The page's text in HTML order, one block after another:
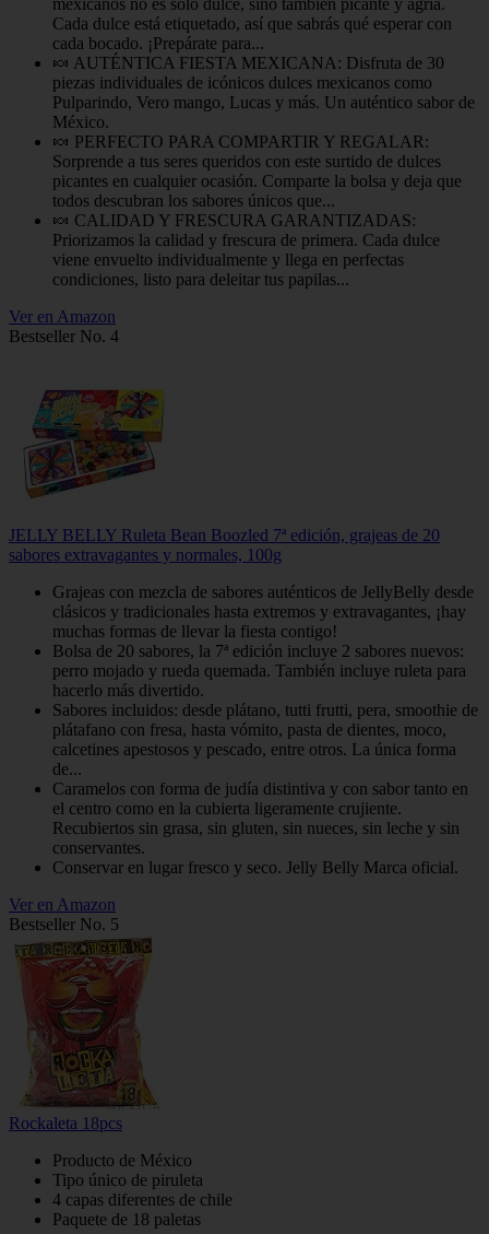
mexicanos no es solo dulce, sino también picante y agria.
Cada dulce está etiquetado, así que sabrás qué esperar con
cada bocado. ¡Prepárate para...
🍬 AUTÉNTICA FIESTA MEXICANA: Disfruta de 30
piezas individuales de icónicos dulces mexicanos como
Pulparindo, Vero mango, Lucas y más. Un auténtico sabor de
México.
🍬 PERFECTO PARA COMPARTIR Y REGALAR:
Sorprende a tus seres queridos con este surtido de dulces
picantes en cualquier ocasión. Comparte la bolsa y deja que
todos descubran los sabores únicos que...
🍬 CALIDAD Y FRESCURA GARANTIZADAS:
Priorizamos la calidad y frescura de primera. Cada dulce
viene envuelto individualmente y llega en perfectas
condiciones, listo para deleitar tus papilas...
Ver en Amazon
Bestseller No. 4
JELLY BELLY Ruleta Bean Boozled 7ª edición, grajeas de 20
sabores extravagantes y normales, 100g
Grajeas con mezcla de sabores auténticos de JellyBelly desde
clásicos y tradicionales hasta extremos y extravagantes, ¡hay
muchas formas de llevar la fiesta contigo!
Bolsa de 20 sabores, la 7ª edición incluye 2 sabores nuevos:
perro mojado y rueda quemada. También incluye ruleta para
hacerlo más divertido.
Sabores incluidos: desde plátano, tutti frutti, pera, smoothie de
plátafano con fresa, hasta vómito, pasta de dientes, moco,
calcetines apestosos y pescado, entre otros. La única forma
de...
Caramelos con forma de judía distintiva y con sabor tanto en
el centro como en la cubierta ligeramente crujiente.
Recubiertos sin grasa, sin gluten, sin nueces, sin leche y sin
conservantes.
Conservar en lugar fresco y seco. Jelly Belly Marca oficial.
Ver en Amazon
Bestseller No. 5
Rockaleta 18pcs
Producto de México
Tipo único de piruleta
4 capas diferentes de chile
Paquete de 18 paletas